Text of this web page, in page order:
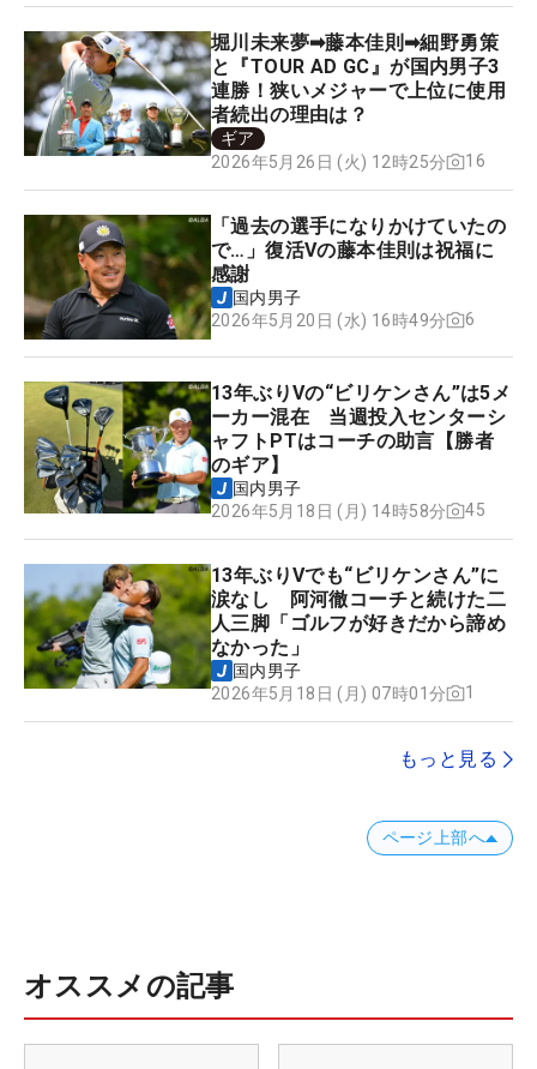
堀川未来夢➡藤本佳則➡細野勇策
と『TOUR AD GC』が国内男子3
連勝！狭いメジャーで上位に使用
者続出の理由は？
ギア
2026年5月26日 (火) 12時25分
16
「過去の選手になりかけていたの
で…」復活Vの藤本佳則は祝福に
感謝
国内男子
2026年5月20日 (水) 16時49分
6
13年ぶりVの“ビリケンさん”は5メ
ーカー混在 当週投入センターシ
ャフトPTはコーチの助言【勝者
のギア】
国内男子
2026年5月18日 (月) 14時58分
45
13年ぶりVでも“ビリケンさん”に
涙なし 阿河徹コーチと続けた二
人三脚「ゴルフが好きだから諦め
なかった」
国内男子
2026年5月18日 (月) 07時01分
1
もっと見る
ページ上部へ
オススメの記事